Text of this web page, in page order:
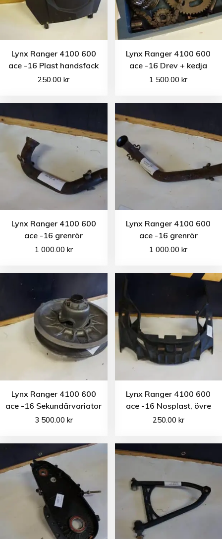
Lynx Ranger 4100 600
ace -16 Plast handsfack
250.00kr
Lynx Ranger 4100 600
ace -16 Drev + kedja
1 500.00kr
Lynx Ranger 4100 600
ace -16 grenrör
1 000.00 kr
Lynx Ranger 4100 600
ace -16 grenrör
1 000.00kr
Lynx Ranger 4100 600
ace -16 Sekundärvariator
3 500.00 kr
Lynx Ranger 4100 600
ace -16 Nosplast, övre
250.00 kr